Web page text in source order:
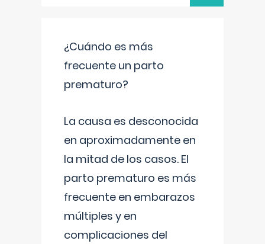
¿Cuándo es más
frecuente un parto
prematuro?
La causa es desconocida
en aproximadamente en
la mitad de los casos. El
parto prematuro es más
frecuente en embarazos
múltiples y en
complicaciones del